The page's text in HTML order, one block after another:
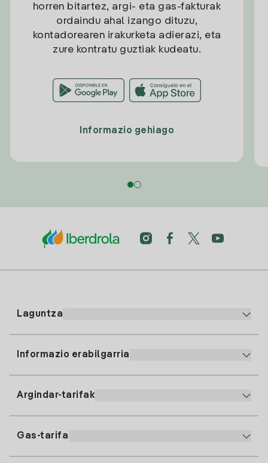
horren bitartez, argi- eta gas-fakturak
ordaindu ahal izango dituzu,
kontadorearen irakurketa adierazi, eta
zure kontratu guztiak kudeatu.
Informazio gehiago
Laguntza
91 919 52 73
clientes@tuiberdrola.es
Informazio erabilgarria
Argindar-tarifak
Gas-tarifa